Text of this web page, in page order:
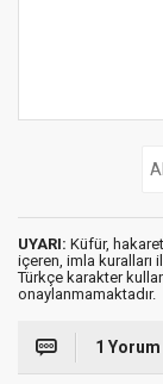
UYARI: Küfür,
içeren, imla kuralları
Türkçe karakter
onaylanmamaktadır.
1 Yorum